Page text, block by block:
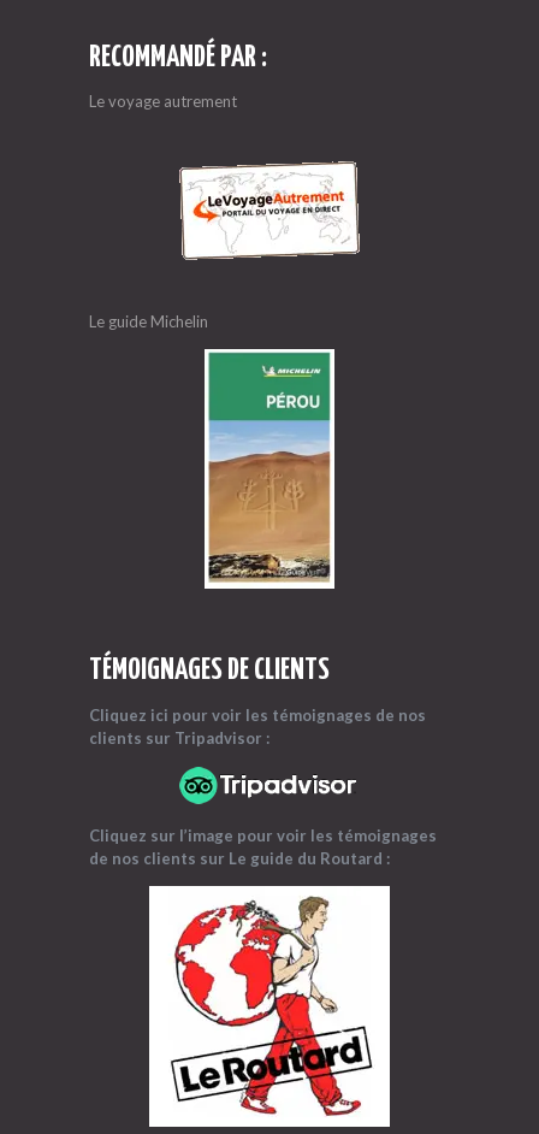
RECOMMANDÉ PAR :
Le voyage autrement
Le guide Michelin
TÉMOIGNAGES DE CLIENTS
Cliquez ici pour voir les témoignages de nos
clients sur Tripadvisor :
Cliquez sur l’image pour voir les témoignages
de nos clients sur Le guide du Routard :